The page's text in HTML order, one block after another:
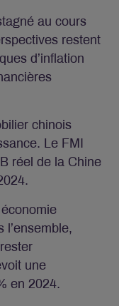
au cours
restent
d’inflation
chinois
Le FMI
réel de la Chine
l’ensemble,
une
en 2024.